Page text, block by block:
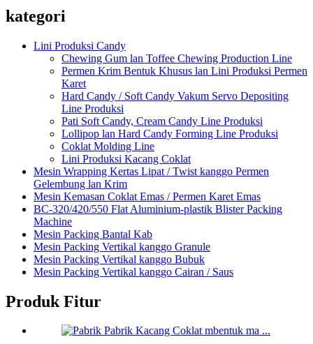
kategori
Lini Produksi Candy
Chewing Gum lan Toffee Chewing Production Line
Permen Krim Bentuk Khusus lan Lini Produksi Permen
Karet
Hard Candy / Soft Candy Vakum Servo Depositing
Line Produksi
Pati Soft Candy, Cream Candy Line Produksi
Lollipop lan Hard Candy Forming Line Produksi
Coklat Molding Line
Lini Produksi Kacang Coklat
Mesin Wrapping Kertas Lipat / Twist kanggo Permen
Gelembung lan Krim
Mesin Kemasan Coklat Emas / Permen Karet Emas
BC-320/420/550 Flat Aluminium-plastik Blister Packing
Machine
Mesin Packing Bantal Kab
Mesin Packing Vertikal kanggo Granule
Mesin Packing Vertikal kanggo Bubuk
Mesin Packing Vertikal kanggo Cairan / Saus
Produk Fitur